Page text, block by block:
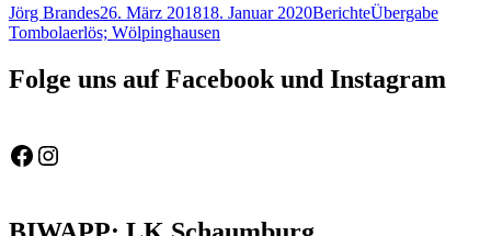
Autor
Jörg BrandesVeröffentlicht
am
26. März 201818. Januar 2020Kategorien
BerichteSchlagwörter
Übergabe
Tombolaerlös; Wölpinghausen
Folge uns auf Facebook und Instagram
Feuerwehr Gemeinde Wölpinghausen
fw_gemeinde_woelpinghausen